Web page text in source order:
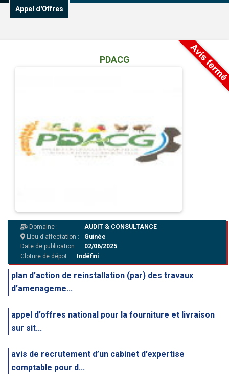
Appel d'Offres
PDACG
Domaine :
AUDIT & CONSULTANCE
Lieu d'affectation :
Guinée
Date de publication :
02/06/2025
Cloture de dépot :
Indéfini
plan d’action de reinstallation (par) des travaux
d’amenageme...
appel d’offres national pour la fourniture et livraison
sur sit...
avis de recrutement d’un cabinet d’expertise
comptable pour d...